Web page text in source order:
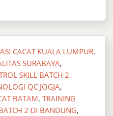
CACAT KUALA LUMPUR,
SURABAYA,
SKILL BATCH 2
QC JOGJA,
BATAM, TRAINING
2 DI BANDUNG,